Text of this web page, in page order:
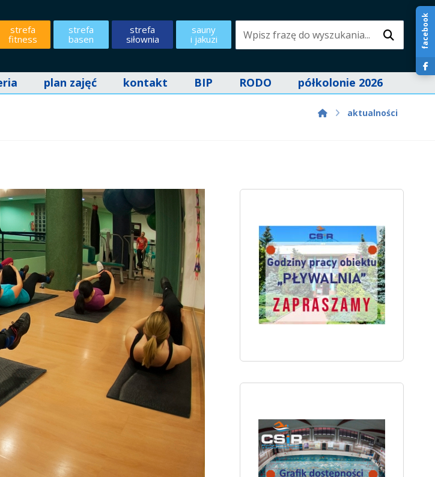
sauny
i jakuzi
strefa
siłownia
strefa
basen
strefa
fitness
plan zajęć kontakt BIP RODO półkolonie 2026
aktualności
facebook